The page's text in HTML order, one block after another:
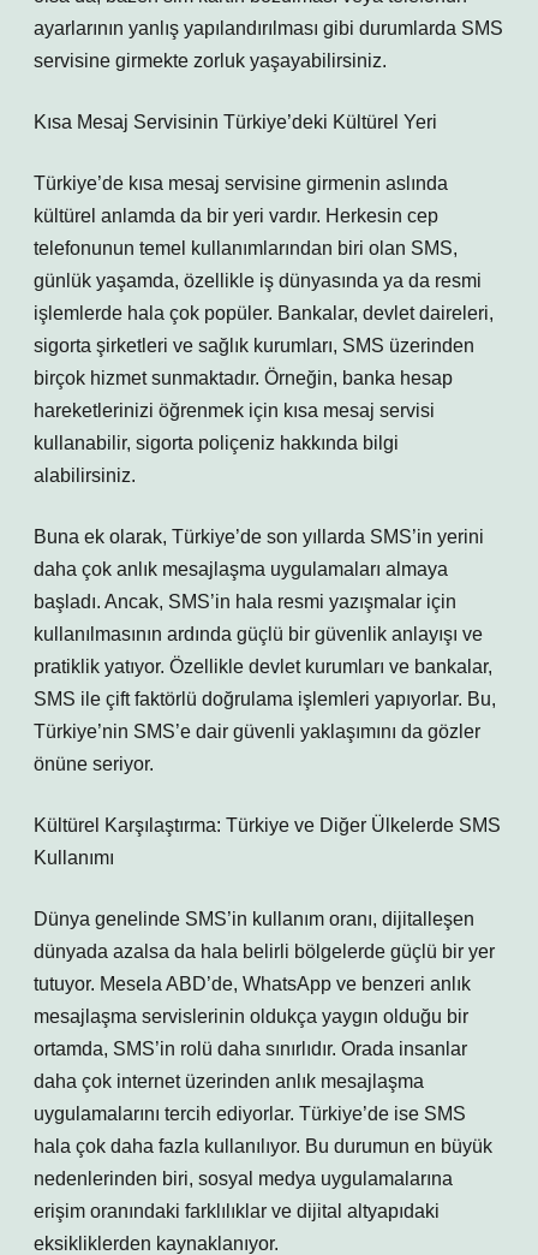
ayarlarının yanlış yapılandırılması gibi durumlarda SMS
servisine girmekte zorluk yaşayabilirsiniz.
Kısa Mesaj Servisinin Türkiye’deki Kültürel Yeri
Türkiye’de kısa mesaj servisine girmenin aslında
kültürel anlamda da bir yeri vardır. Herkesin cep
telefonunun temel kullanımlarından biri olan SMS,
günlük yaşamda, özellikle iş dünyasında ya da resmi
işlemlerde hala çok popüler. Bankalar, devlet daireleri,
sigorta şirketleri ve sağlık kurumları, SMS üzerinden
birçok hizmet sunmaktadır. Örneğin, banka hesap
hareketlerinizi öğrenmek için kısa mesaj servisi
kullanabilir, sigorta poliçeniz hakkında bilgi
alabilirsiniz.
Buna ek olarak, Türkiye’de son yıllarda SMS’in yerini
daha çok anlık mesajlaşma uygulamaları almaya
başladı. Ancak, SMS’in hala resmi yazışmalar için
kullanılmasının ardında güçlü bir güvenlik anlayışı ve
pratiklik yatıyor. Özellikle devlet kurumları ve bankalar,
SMS ile çift faktörlü doğrulama işlemleri yapıyorlar. Bu,
Türkiye’nin SMS’e dair güvenli yaklaşımını da gözler
önüne seriyor.
Kültürel Karşılaştırma: Türkiye ve Diğer Ülkelerde SMS
Kullanımı
Dünya genelinde SMS’in kullanım oranı, dijitalleşen
dünyada azalsa da hala belirli bölgelerde güçlü bir yer
tutuyor. Mesela ABD’de, WhatsApp ve benzeri anlık
mesajlaşma servislerinin oldukça yaygın olduğu bir
ortamda, SMS’in rolü daha sınırlıdır. Orada insanlar
daha çok internet üzerinden anlık mesajlaşma
uygulamalarını tercih ediyorlar. Türkiye’de ise SMS
hala çok daha fazla kullanılıyor. Bu durumun en büyük
nedenlerinden biri, sosyal medya uygulamalarına
erişim oranındaki farklılıklar ve dijital altyapıdaki
eksikliklerden kaynaklanıyor.